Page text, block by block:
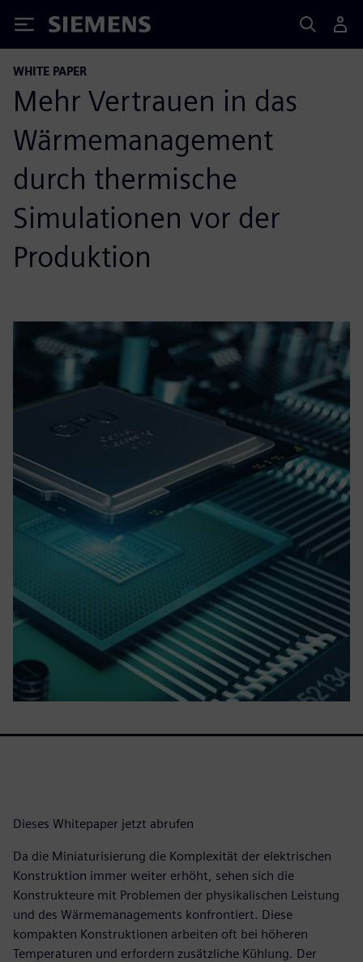
Siemens
WHITE PAPER
Mehr Vertrauen in das
Wärmemanagement
durch thermische
Simulationen vor der
Produktion
Dieses Whitepaper jetzt abrufen
Da die Miniaturisierung die Komplexität der elektrischen
Konstruktion immer weiter erhöht, sehen sich die
Konstrukteure mit Problemen der physikalischen Leistung
und des Wärmemanagements konfrontiert. Diese
kompakten Konstruktionen arbeiten oft bei höheren
Temperaturen und erfordern zusätzliche Kühlung. Der